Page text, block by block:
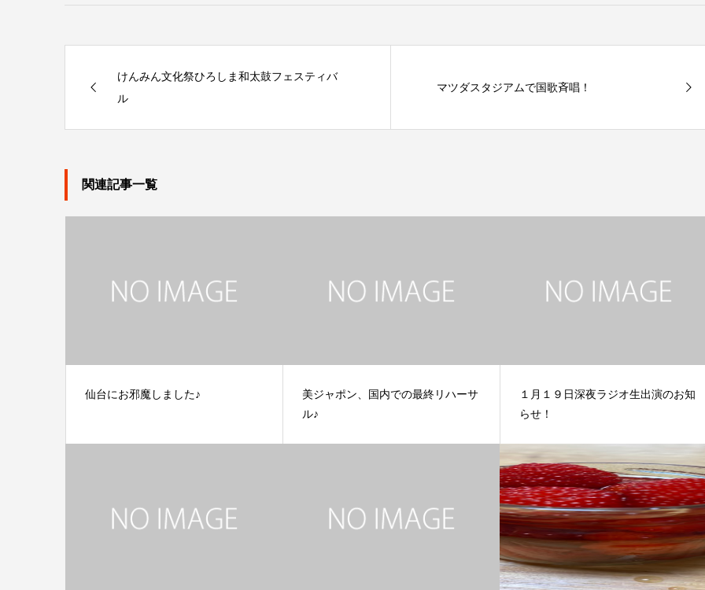
けんみん文化祭ひろしま和太鼓フェスティバ
ル
マツダスタジアムで国歌斉唱！
関連記事一覧
仙台にお邪魔しました♪
美ジャポン、国内での最終リハーサ
ル♪
１月１９日深夜ラジオ生出演のお知
らせ！